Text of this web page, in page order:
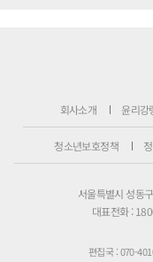
회사소개 윤리강
청소년보호정책
서울특별시 성동
대표전화 :
편집국 : 070-